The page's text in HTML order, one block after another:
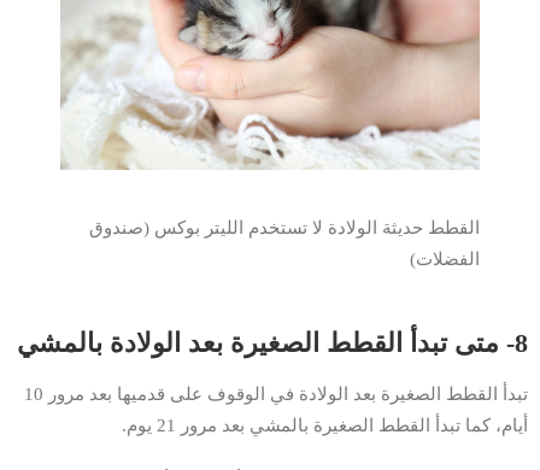
القطط حديثة الولادة لا تستخدم الليتر بوكس (صندوق
الفضلات)
8- متى تبدأ القطط الصغيرة بعد الولادة بالمشي
تبدأ القطط الصغيرة بعد الولادة في الوقوف على قدميها بعد مرور 10
أيام، كما تبدأ القطط الصغيرة بالمشي بعد مرور 21 يوم.